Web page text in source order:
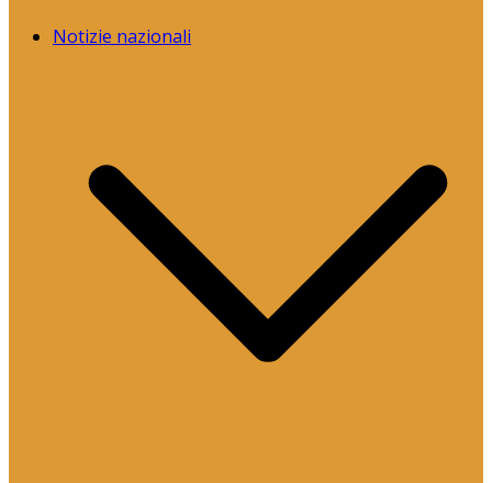
Notizie nazionali